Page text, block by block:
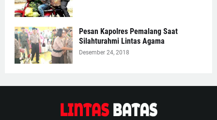
Pesan Kapolres Pemalang Saat
Silahturahmi Lintas Agama
Desember 24, 2018